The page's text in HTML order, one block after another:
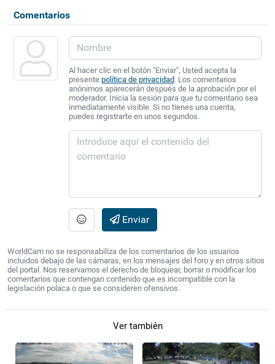
Comentarios
Al hacer clic en el botón "Enviar", Usted acepta la
presente política de privacidad. Los comentarios
anónimos aparecerán después de la aprobación por el
moderador. Inicia la sesión para que tu comentario sea
inmediatamente visible. Si no tienes una cuenta,
puedes registrarte en unos segundos.
Enviar
WorldCam no se responsabiliza de los comentarios de los usuarios
incluidos debajo de las cámaras, en los mensajes del foro y en otros sitios
del portal. Nos reservamos el derecho de bloquear, borrar o modificar los
comentarios que contengan contenido que es incompatible con la
legislación polaca o que se consideren ofensivos.
Ver también